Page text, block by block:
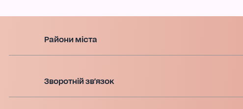
Райони міста
Зворотній зв'язок